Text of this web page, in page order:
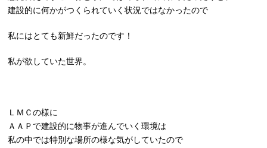
建設的に何かがつくられていく状況ではなかったので
私にはとても新鮮だったのです！
私が欲していた世界。
ＬＭＣの様に
ＡＡＰで建設的に物事が進んでいく環境は
私の中では特別な場所の様な気がしていたので